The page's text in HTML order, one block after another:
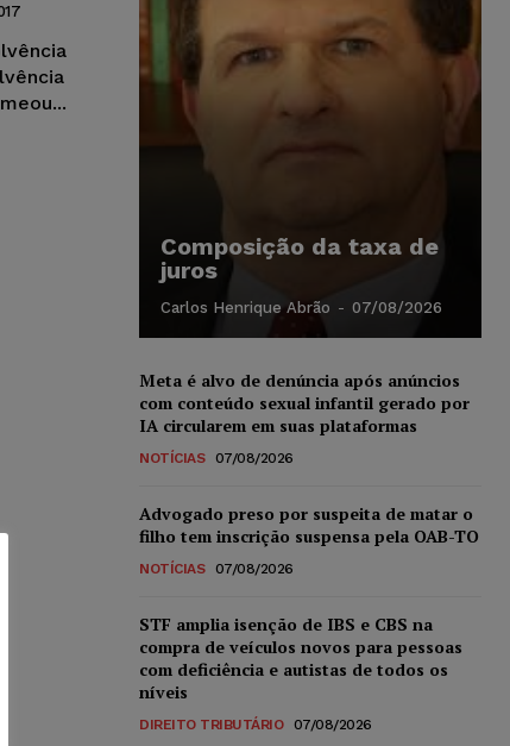
Composição da taxa de
juros
Carlos Henrique Abrão - 07/08/2026
Meta é alvo de denúncia após anúncios
com conteúdo sexual infantil gerado por
IA circularem em suas plataformas
NOTÍCIAS 07/08/2026
Advogado preso por suspeita de matar o
filho tem inscrição suspensa pela OAB-TO
NOTÍCIAS 07/08/2026
STF amplia isenção de IBS e CBS na
compra de veículos novos para pessoas
com deficiência e autistas de todos os
níveis
DIREITO TRIBUTÁRIO 07/08/2026